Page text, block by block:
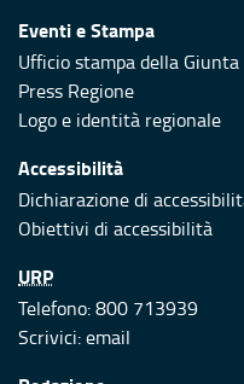
Eventi e Stampa
Ufficio stampa della Giunta
Press Regione
Logo e identità regionale
Accessibilità
Dichiarazione di
Obiettivi di accessibilità
URP
Telefono: 800 713939
Scrivici:email